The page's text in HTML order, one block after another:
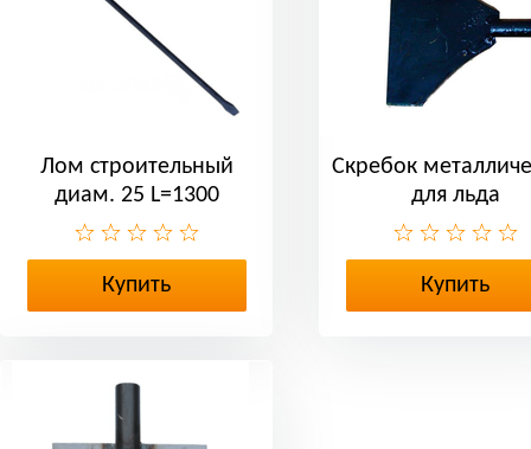
Лом строительный
диам. 25 L=1300
Купить
Скребок
для льда
Купить